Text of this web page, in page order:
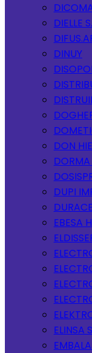
DIELLE
DINUY
DON
DORMA
DUPI
EBESA
ELINSA